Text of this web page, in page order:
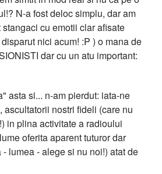
N-a fost deloc simplu, dar am
cu emotii clar afisate
nici acum! :P ) o mana de
dar cu un atu important:
asta si... n-am pierdut: iata-ne
ascultatorii nostri fideli (care nu
in plina activitate a radioului
oferita aparent tuturor dar
lumea - alege si nu noi!) atat de